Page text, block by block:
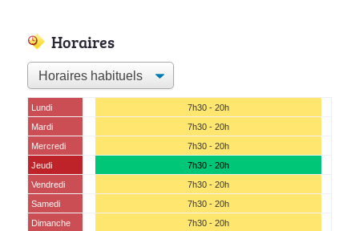
Horaires
Lundi
7h30 - 20h
Mardi
7h30 - 20h
Mercredi
7h30 - 20h
Jeudi
7h30 - 20h
Vendredi
7h30 - 20h
Samedi
7h30 - 20h
Dimanche
7h30 - 20h